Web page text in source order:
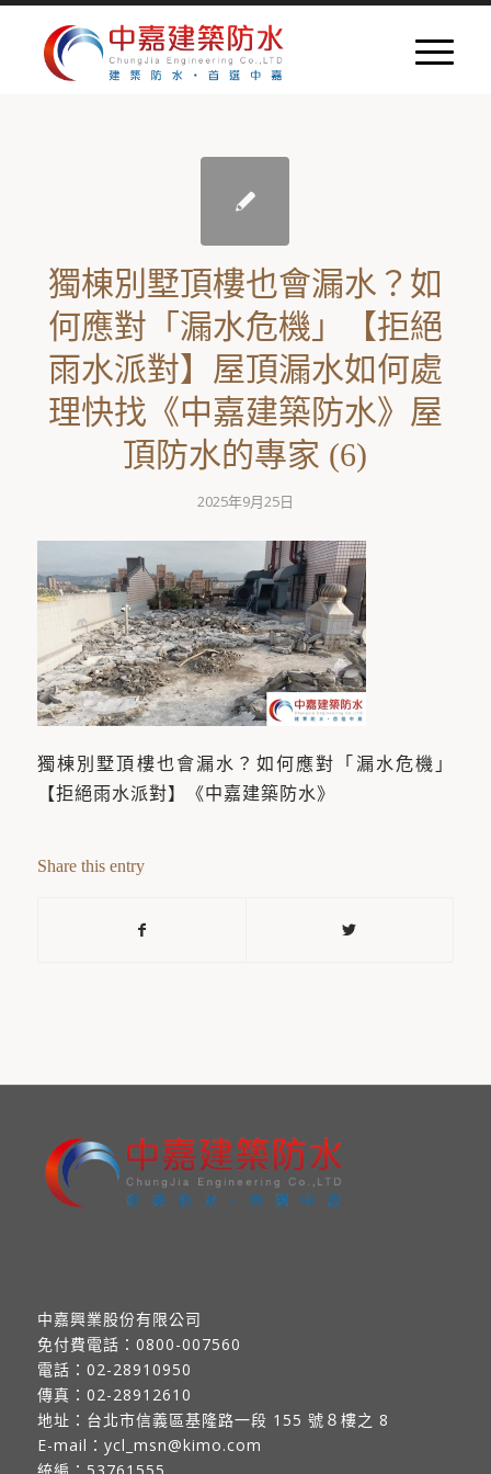
獨棟別墅頂樓也會漏水？如
何應對「漏水危機」【拒絕
雨水派對】屋頂漏水如何處
理快找《中嘉建築防水》屋
頂防水的專家 (6)
2025年9月25日
獨棟別墅頂樓也會漏水？如何應對「漏水危機」
【拒絕雨水派對】《中嘉建築防水》
Share this entry
中嘉興業股份有限公司
免付費電話： 0800-007560
電話： 02-28910950
傳真： 02-28912610
地址： 台北市信義區基隆路一段 155 號８樓之 8
E-mail： ycl_msn@kimo.com